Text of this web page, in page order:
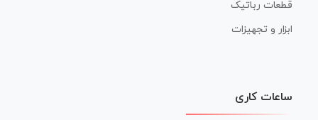
قطعات رباتیک
ابزار و تجهیزات
ساعات کاری